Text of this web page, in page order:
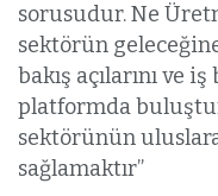
sorusudur. Ne
sektörün
bakış açılarını ve
platformda
sektörünün
sağlamaktır”